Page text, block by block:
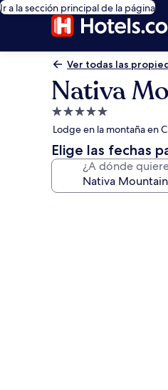
Ir a la sección principal de la página
Ver todas las
Nativa
Propiedad
de
5.0
estrellas
Lodge en la montaña en
Elige las fechas
¿A dónde